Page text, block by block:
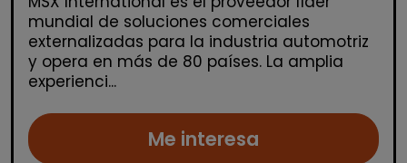
mundial de soluciones comerciales
externalizadas para la industria automotriz
y opera en más de 80 países. La amplia
experienci...
Me interesa